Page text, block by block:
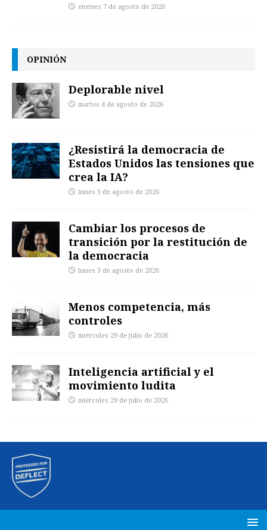
viernes 7 de agosto de 2026
OPINIÓN
Deplorable nivel
martes 4 de agosto de 2026
¿Resistirá la democracia de
Estados Unidos las tensiones que
crea la IA?
lunes 3 de agosto de 2026
Cambiar los procesos de
transición por la restitución de
la democracia
lunes 3 de agosto de 2026
Menos competencia, más
controles
miércoles 29 de julio de 2026
Inteligencia artificial y el
movimiento ludita
miércoles 29 de julio de 2026